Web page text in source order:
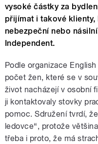
vysoké částky za
přijímat i takové
nebezpeční nebo
Independent.
Podle organizace
počet žen, které se v
život nacházejí v osobní
ji kontaktovaly stovky
pomoc. Sdružení tvrdí,
ledovce“, protože
třeba i proto, že má